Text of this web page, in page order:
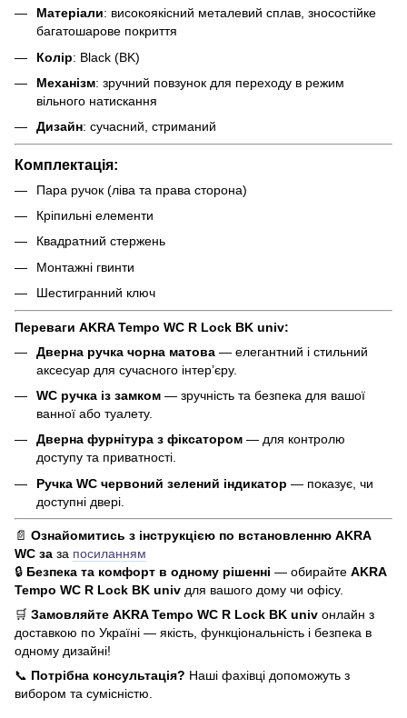
Матеріали: високоякісний металевий сплав, зносостійке
багатошарове покриття
Колір: Black (BK)
Механізм: зручний повзунок для переходу в режим
вільного натискання
Дизайн: сучасний, стриманий
Комплектація:
Пара ручок (ліва та права сторона)
Кріпильні елементи
Квадратний стержень
Монтажні гвинти
Шестигранний ключ
Переваги AKRA Tempo WC R Lock BK univ:
Дверна ручка чорна матова — елегантний і стильний
аксесуар для сучасного інтер’єру.
WC ручка із замком — зручність та безпека для вашої
ванної або туалету.
Дверна фурнітура з фіксатором — для контролю
доступу та приватності.
Ручка WC червоний зелений індикатор — показує, чи
доступні двері.
📄 Ознайомитись з інструкцією по встановленню AKRA
WC за за посиланням
🔒 Безпека та комфорт в одному рішенні — обирайте AKRA
Tempo WC R Lock BK univ для вашого дому чи офісу.
🛒 Замовляйте AKRA Tempo WC R Lock BK univ онлайн з
доставкою по Україні — якість, функціональність і безпека в
одному дизайні!
📞 Потрібна консультація? Наші фахівці допоможуть з
вибором та сумісністю.